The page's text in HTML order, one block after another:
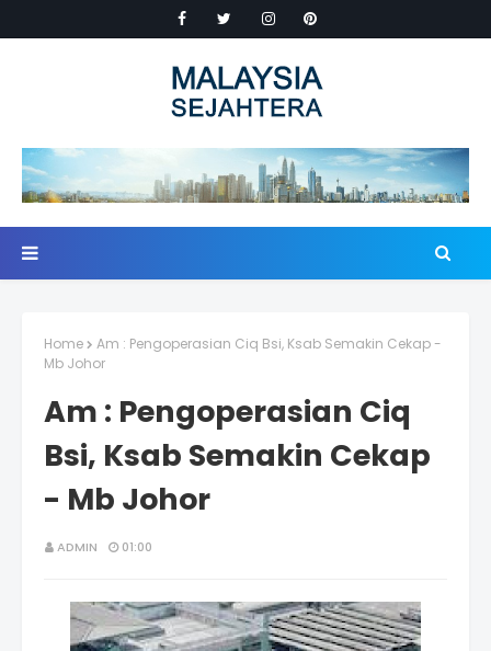
Home
Am : Pengoperasian Ciq Bsi, Ksab Semakin Cekap -
Mb Johor
Am : Pengoperasian Ciq
Bsi, Ksab Semakin Cekap
- Mb Johor
ADMIN 01:00